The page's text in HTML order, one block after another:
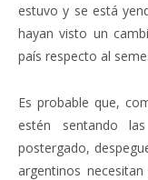
estuvo y se está
hayan visto un
país respecto al
Es probable que,
estén sentando
postergado,
argentinos